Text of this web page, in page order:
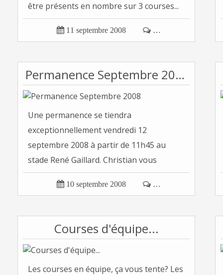
être présents en nombre sur 3 courses...
 11 septembre 2008  …
Permanence Septembre 2008
Une permanence se tiendra
exceptionnellement vendredi 12
septembre 2008 à partir de 11h45 au
stade René Gaillard. Christian vous
accueillera...
 10 septembre 2008  …
Courses d'équipe...
Les courses en équipe, ça vous tente? Les